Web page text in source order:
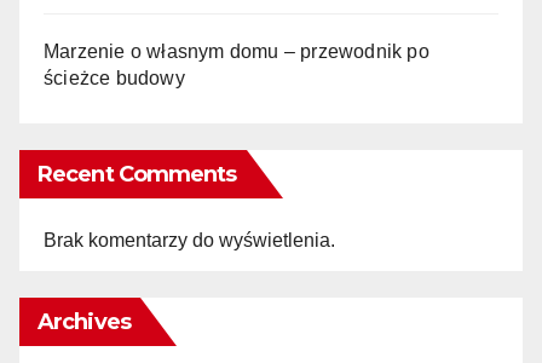
Marzenie o własnym domu – przewodnik po
ścieżce budowy
Recent Comments
Brak komentarzy do wyświetlenia.
Archives